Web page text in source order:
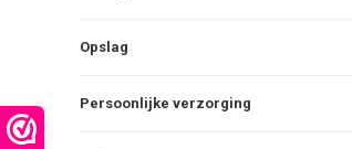
Opslag
Persoonlijke verzorging